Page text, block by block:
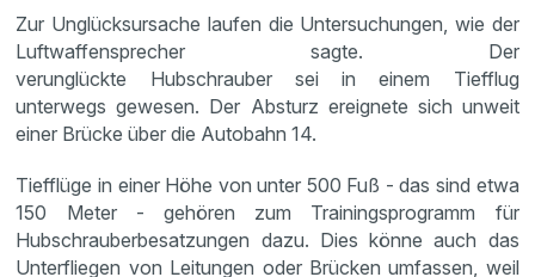
Zur Unglücksursache laufen die Untersuchungen, wie der
Luftwaffensprecher sagte. Der
verunglückte Hubschrauber sei in einem Tiefflug
unterwegs gewesen. Der Absturz ereignete sich unweit
einer Brücke über die Autobahn 14.
Tiefflüge in einer Höhe von unter 500 Fuß - das sind etwa
150 Meter - gehören zum Trainingsprogramm für
Hubschrauberbesatzungen dazu. Dies könne auch das
Unterfliegen von Leitungen oder Brücken umfassen, weil